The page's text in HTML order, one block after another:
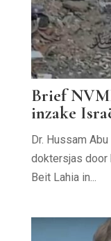
Brief
inzake
Dr. Hussam
doktersjas door
Beit Lahia in...